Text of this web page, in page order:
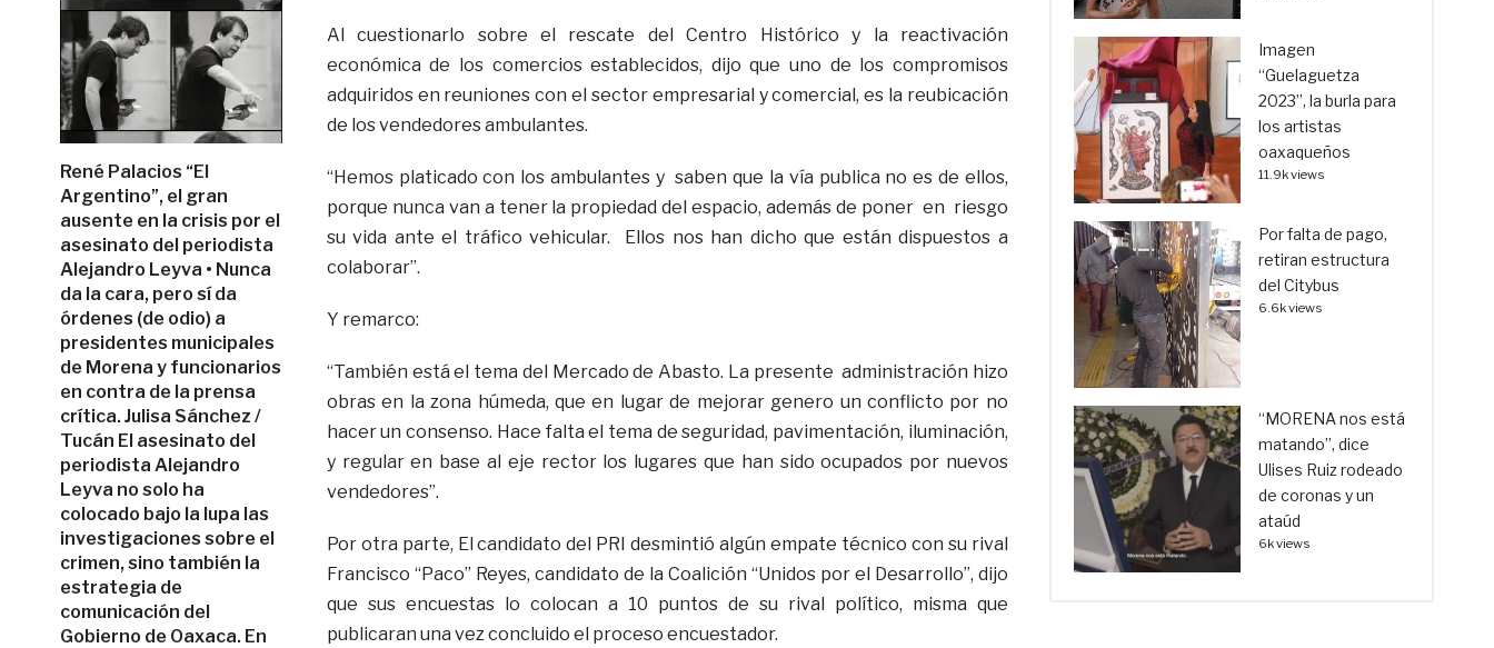
René Palacios “El
Argentino”, el gran
ausente en la crisis por el
asesinato del periodista
Alejandro Leyva • Nunca
da la cara, pero sí da
órdenes (de odio) a
presidentes municipales
de Morena y funcionarios
en contra de la prensa
crítica. Julisa Sánchez /
Tucán El asesinato del
periodista Alejandro
Leyva no solo ha
colocado bajo la lupa las
investigaciones sobre el
crimen, sino también la
estrategia de
comunicación del
Gobierno de Oaxaca. En
Al cuestionarlo sobre el rescate del Centro Histórico y la reactivación
económica de los comercios establecidos, dijo que uno de los compromisos
adquiridos en reuniones con el sector empresarial y comercial, es la reubicación
de los vendedores ambulantes.
“Hemos platicado con los ambulantes y saben que la vía publica no es de ellos,
porque nunca van a tener la propiedad del espacio, además de poner en riesgo
su vida ante el tráfico vehicular. Ellos nos han dicho que están dispuestos a
colaborar”.
Y remarco:
“También está el tema del Mercado de Abasto. La presente administración hizo
obras en la zona húmeda, que en lugar de mejorar genero un conflicto por no
hacer un consenso. Hace falta el tema de seguridad, pavimentación, iluminación,
y regular en base al eje rector los lugares que han sido ocupados por nuevos
vendedores”.
Por otra parte, El candidato del PRI desmintió algún empate técnico con su rival
Francisco “Paco” Reyes, candidato de la Coalición “Unidos por el Desarrollo”, dijo
que sus encuestas lo colocan a 10 puntos de su rival político, misma que
publicaran una vez concluido el proceso encuestador.
Imagen
“Guelaguetza
2023”, la burla para
los artistas
oaxaqueños
11.9k views
Por falta de pago,
retiran estructura
del Citybus
6.6k views
“MORENA nos está
matando”, dice
Ulises Ruiz rodeado
de coronas y un
ataúd
6k views